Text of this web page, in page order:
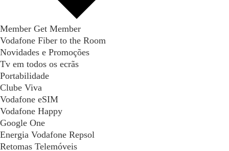
Member Get Member
Vodafone Fiber to the Room
Novidades e Promoções
Tv em todos os ecrãs
Portabilidade
Clube Viva
Vodafone eSIM
Vodafone Happy
Google One
Energia Vodafone Repsol
Retomas Telemóveis